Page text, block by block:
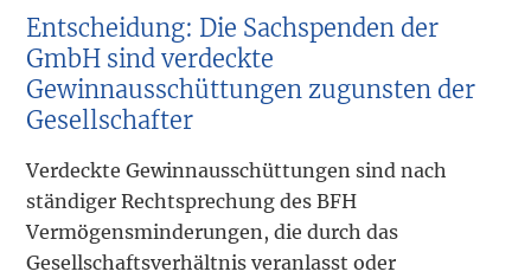
Entscheidung: Die Sachspenden der
GmbH sind verdeckte
Gewinnausschüttungen zugunsten der
Gesellschafter
Verdeckte Gewinnausschüttungen sind nach
ständiger Rechtsprechung des BFH
Vermögensminderungen, die durch das
Gesellschaftsverhältnis veranlasst oder